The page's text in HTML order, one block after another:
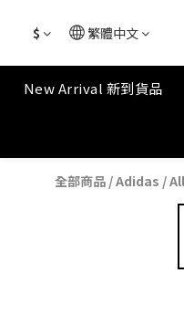
$ 繁體中文
New Arrival 新到貨品
全部商品 /Adidas /